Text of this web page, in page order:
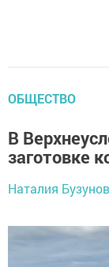
ОБЩЕСТВО
В
заготовке
Наталия